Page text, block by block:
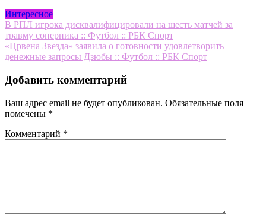
Интересное
Навигация
по
записям
В РПЛ игрока дисквалифицировали на шесть матчей за
травму соперника :: Футбол :: РБК Спорт
«Црвена Звезда» заявила о готовности удовлетворить
денежные запросы Дзюбы :: Футбол :: РБК Спорт
Добавить комментарий
Ваш адрес email не будет опубликован. Обязательные поля
помечены *
Комментарий *